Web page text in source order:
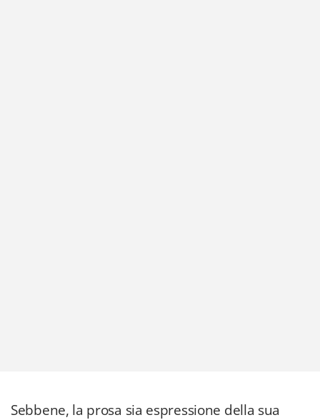
Sebbene, la prosa sia espressione della sua